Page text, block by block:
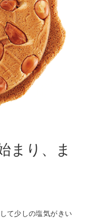
まり、ま
て少しの塩気がきい